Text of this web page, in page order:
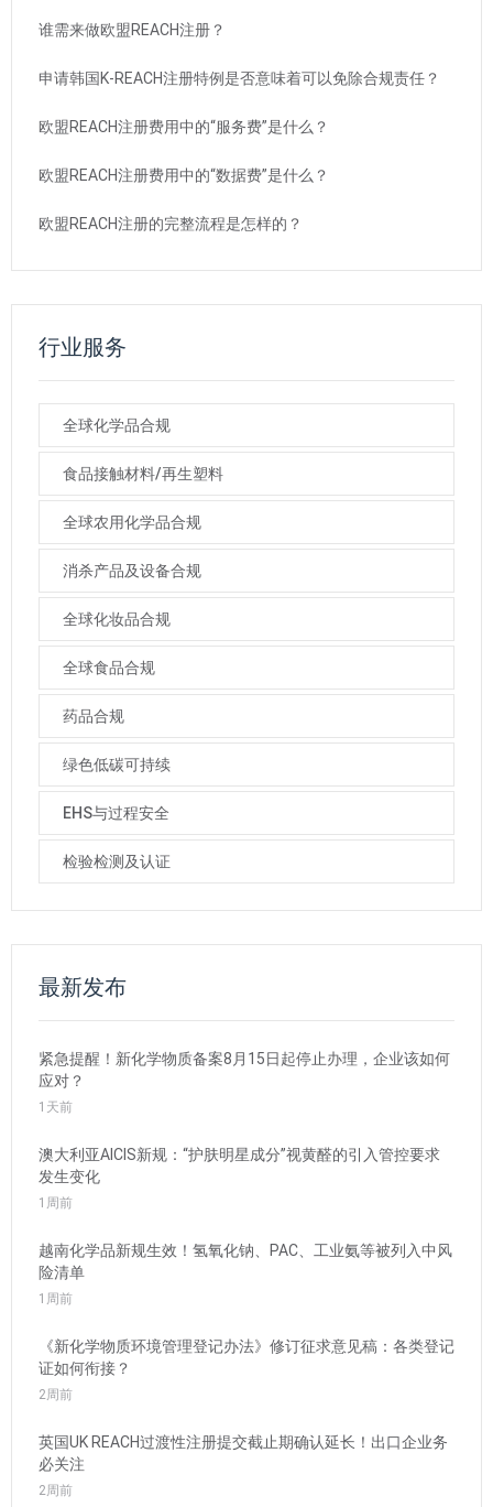
谁需来做欧盟REACH注册？
申请韩国K-REACH注册特例是否意味着可以免除合规责任？
欧盟REACH注册费用中的“服务费”是什么？
欧盟REACH注册费用中的“数据费”是什么？
欧盟REACH注册的完整流程是怎样的？
行业服务
全球化学品合规
食品接触材料/再生塑料
全球农用化学品合规
消杀产品及设备合规
全球化妆品合规
全球食品合规
药品合规
绿色低碳可持续
EHS与过程安全
检验检测及认证
最新发布
紧急提醒！新化学物质备案8月15日起停止办理，企业该如何
应对？
1天前
澳大利亚AICIS新规：“护肤明星成分”视黄醛的引入管控要求
发生变化
1周前
越南化学品新规生效！氢氧化钠、PAC、工业氨等被列入中风
险清单
1周前
《新化学物质环境管理登记办法》修订征求意见稿：各类登记
证如何衔接？
2周前
英国UK REACH过渡性注册提交截止期确认延长！出口企业务
必关注
2周前